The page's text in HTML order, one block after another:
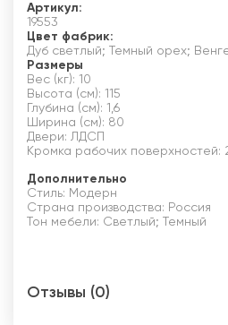
Артикул:
19553
Цвет фабрик:
Дуб светлый; Темный орех;
Размеры
Вес (кг): 10
Высота (см): 115
Глубина (см): 1,6
Ширина (см): 80
Двери: ЛДСП
Кромка рабочих поверхностей:
Дополнительно
Стиль: Модерн
Страна производства: Россия
Тон мебели: Светлый; Темный
Отзывы (0)